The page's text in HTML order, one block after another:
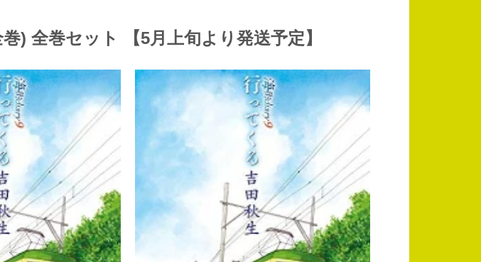
) 全巻セット 【5月上旬より発送予定】